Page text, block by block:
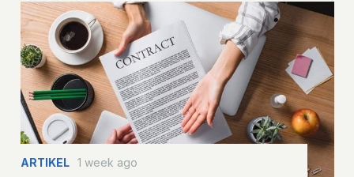
ARTIKEL 1 week ago